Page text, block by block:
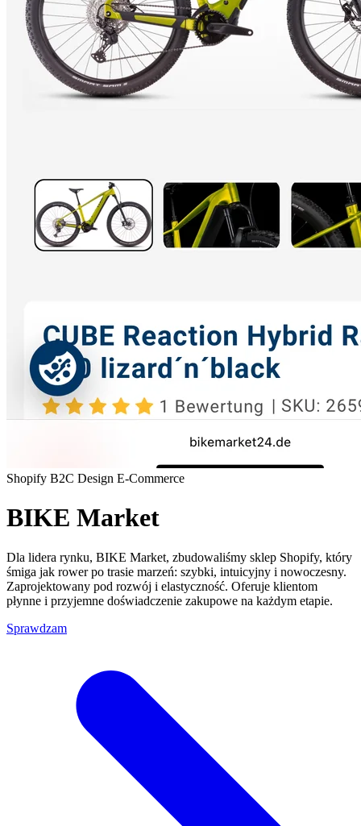
Shopify B2C Design E-Commerce
BIKE Market
Dla lidera rynku, BIKE Market, zbudowaliśmy sklep Shopify, który
śmiga jak rower po trasie marzeń: szybki, intuicyjny i nowoczesny.
Zaprojektowany pod rozwój i elastyczność. Oferuje klientom
płynne i przyjemne doświadczenie zakupowe na każdym etapie.
Sprawdzam